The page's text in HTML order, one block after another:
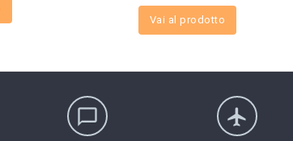
Vai al prodotto
chat_bubble_outline flight